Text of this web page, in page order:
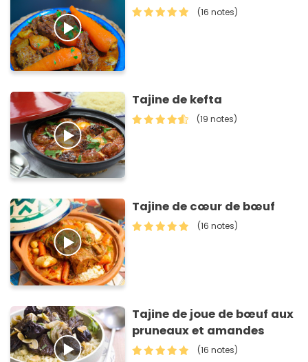
(16 notes)
Tajine de kefta
(19 notes)
Tajine de cœur de bœuf
(16 notes)
Tajine de joue de bœuf aux
pruneaux et amandes
(16 notes)